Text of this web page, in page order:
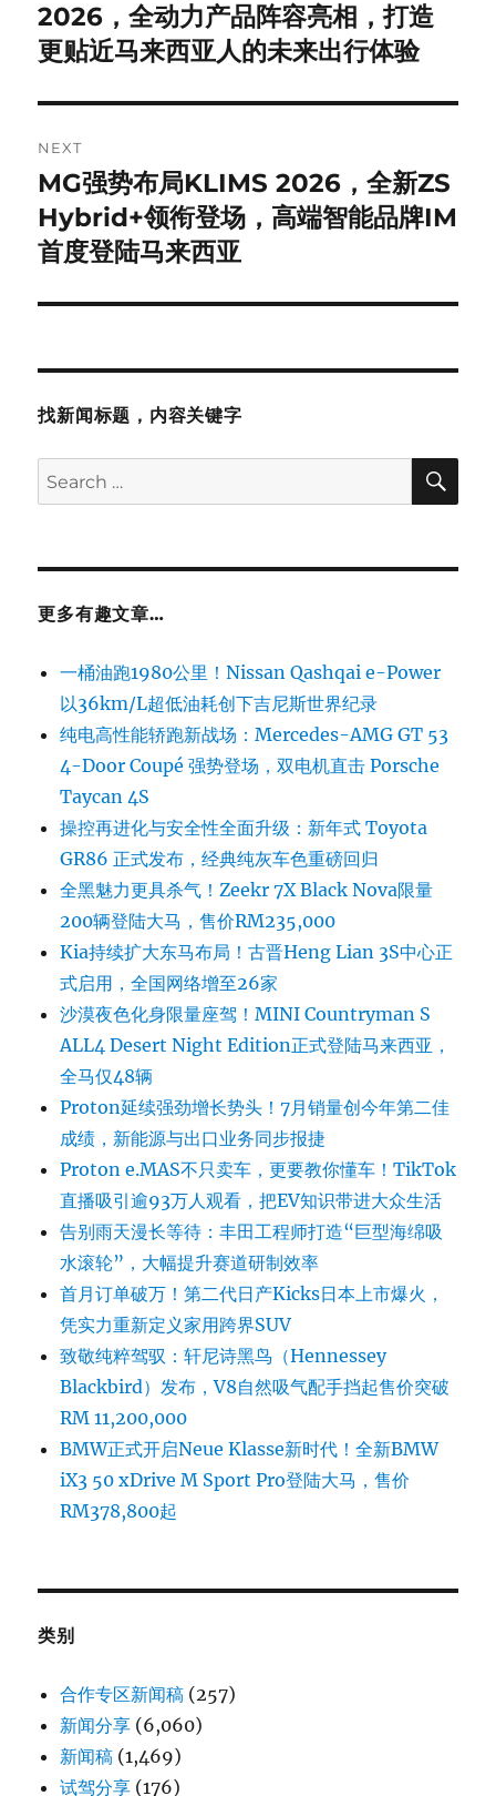
post:
2026，全动力产品阵容亮相，打造
更贴近马来西亚人的未来出行体验
NEXT
Next
post:
MG强势布局KLIMS 2026，全新ZS
Hybrid+领衔登场，高端智能品牌IM
首度登陆马来西亚
找新闻标题，内容关键字
Search
for:
更多有趣文章…
一桶油跑1980公里！Nissan Qashqai e-Power
以36km/L超低油耗创下吉尼斯世界纪录
纯电高性能轿跑新战场：Mercedes-AMG GT 53
4-Door Coupé 强势登场，双电机直击 Porsche
Taycan 4S
操控再进化与安全性全面升级：新年式 Toyota
GR86 正式发布，经典纯灰车色重磅回归
全黑魅力更具杀气！Zeekr 7X Black Nova限量
200辆登陆大马，售价RM235,000
Kia持续扩大东马布局！古晋Heng Lian 3S中心正
式启用，全国网络增至26家
沙漠夜色化身限量座驾！MINI Countryman S
ALL4 Desert Night Edition正式登陆马来西亚，
全马仅48辆
Proton延续强劲增长势头！7月销量创今年第二佳
成绩，新能源与出口业务同步报捷
Proton e.MAS不只卖车，更要教你懂车！TikTok
直播吸引逾93万人观看，把EV知识带进大众生活
告别雨天漫长等待：丰田工程师打造“巨型海绵吸
水滚轮”，大幅提升赛道研制效率
首月订单破万！第二代日产Kicks日本上市爆火，
凭实力重新定义家用跨界SUV
致敬纯粹驾驭：轩尼诗黑鸟（Hennessey
Blackbird）发布，V8自然吸气配手挡起售价突破
RM 11,200,000
BMW正式开启Neue Klasse新时代！全新BMW
iX3 50 xDrive M Sport Pro登陆大马，售价
RM378,800起
类别
合作专区新闻稿 (257)
新闻分享 (6,060)
新闻稿 (1,469)
试驾分享 (176)